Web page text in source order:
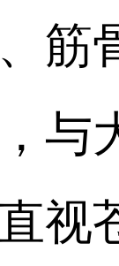
筋
与
视